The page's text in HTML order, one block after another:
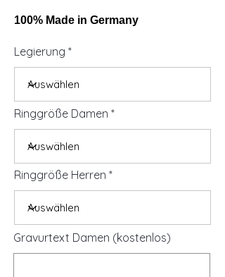
100% Made in Germany
Legierung
Ringgröße Damen
Ringgröße Herren
Gravurtext Damen (kostenlos)